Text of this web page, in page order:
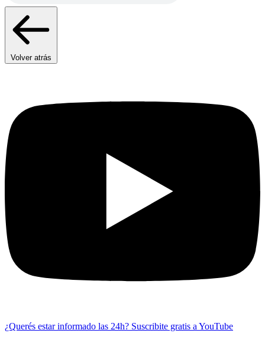
Volver atrás
¿Querés estar informado las 24h? Suscribite gratis a YouTube